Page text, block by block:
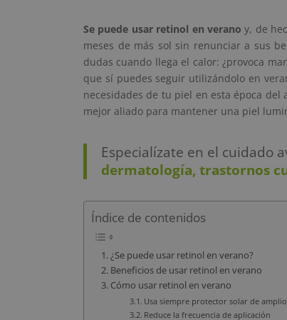
Se puede usar retinol en verano y, de
meses de más sol sin renunciar a sus
dudas cuando llega el calor: ¿provoca
que sí puedes seguir utilizándolo en
necesidades de tu piel en esta época
mejor aliado para mantener una piel
Especialízate en el cuidado
dermatología, trastornos
Índice de contenidos
¿Se puede usar retinol en verano?
Beneficios de usar retinol en verano
Cómo usar retinol en verano
Usa siempre protector solar de
Reduce la frecuencia de aplicación